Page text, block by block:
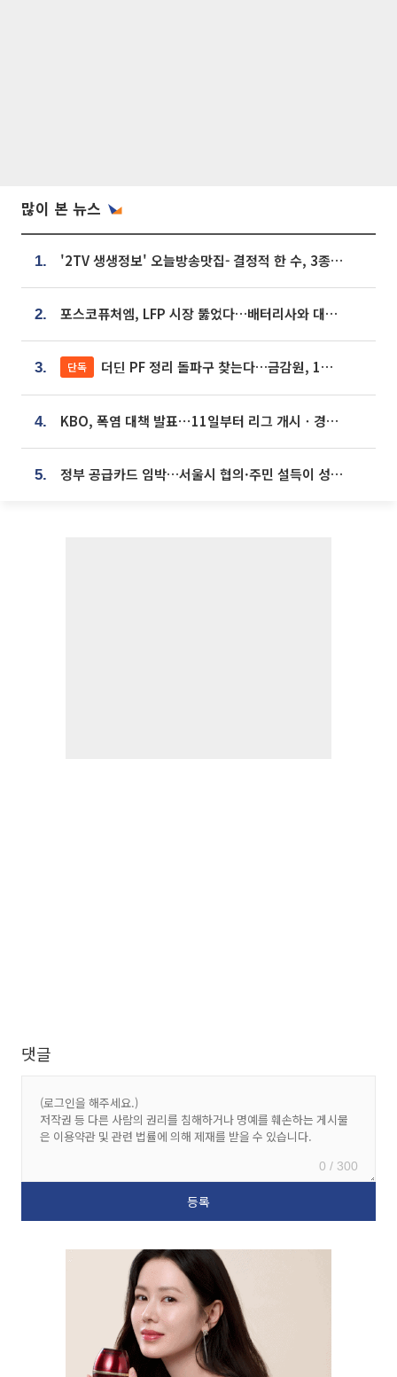
많이 본 뉴스
1. '2TV 생생정보' 오늘방송맛집- 결정적 한 수, 3종 메밀면! 메밀 소바 맛집 '의○○○○'
2. 포스코퓨처엠, LFP 시장 뚫었다…배터리사와 대규모 장기 공급 합의
3. 단독 더딘 PF 정리 돌파구 찾는다…금감원, 1년 반 만에 매각설명회 재개
4. KBO, 폭염 대책 발표⋯11일부터 리그 개시ㆍ경기 오후 7시 시작
5. 정부 공급카드 임박…서울시 협의·주민 설득이 성패 가른다 [부동산 해법 전쟁]
댓글
0 / 300